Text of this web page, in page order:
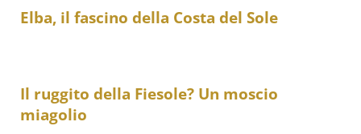
Elba, il fascino della Costa del Sole
Il ruggito della Fiesole? Un moscio
miagolio